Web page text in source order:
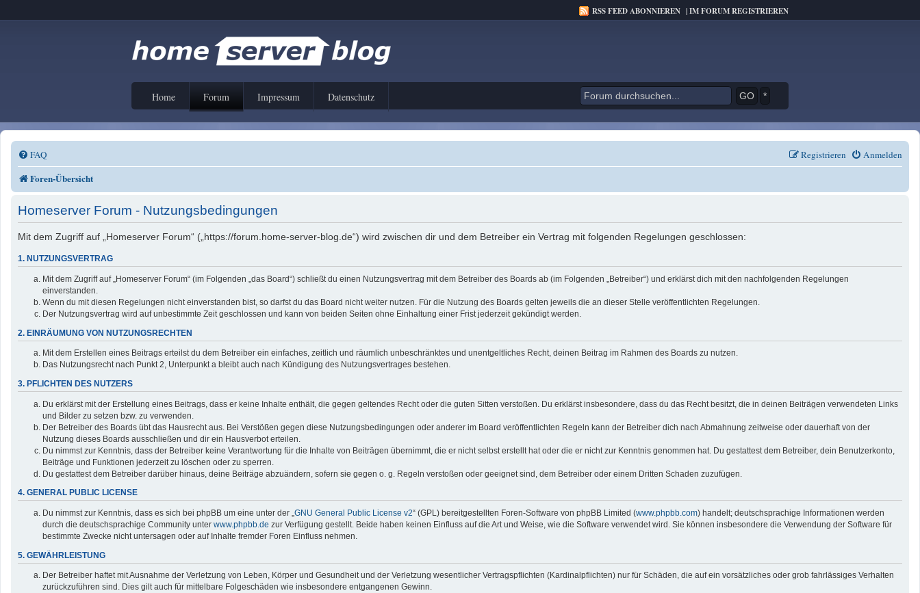
RSS FEED ABONNIEREN |IM FORUM REGISTRIEREN
Home Forum Impressum Datenschutz *
FAQ Anmelden
Registrieren
Foren-Übersicht
Homeserver Forum - Nutzungsbedingungen
Mit dem Zugriff auf „Homeserver Forum“ („https://forum.home-server-blog.de“) wird zwischen dir und dem Betreiber ein Vertrag mit folgenden Regelungen geschlossen:
1. NUTZUNGSVERTRAG
Mit dem Zugriff auf „Homeserver Forum“ (im Folgenden „das Board“) schließt du einen Nutzungsvertrag mit dem Betreiber des Boards ab (im Folgenden „Betreiber“) und erklärst dich mit den nachfolgenden Regelungen
einverstanden.
Wenn du mit diesen Regelungen nicht einverstanden bist, so darfst du das Board nicht weiter nutzen. Für die Nutzung des Boards gelten jeweils die an dieser Stelle veröffentlichten Regelungen.
Der Nutzungsvertrag wird auf unbestimmte Zeit geschlossen und kann von beiden Seiten ohne Einhaltung einer Frist jederzeit gekündigt werden.
2. EINRÄUMUNG VON NUTZUNGSRECHTEN
Mit dem Erstellen eines Beitrags erteilst du dem Betreiber ein einfaches, zeitlich und räumlich unbeschränktes und unentgeltliches Recht, deinen Beitrag im Rahmen des Boards zu nutzen.
Das Nutzungsrecht nach Punkt 2, Unterpunkt a bleibt auch nach Kündigung des Nutzungsvertrages bestehen.
3. PFLICHTEN DES NUTZERS
Du erklärst mit der Erstellung eines Beitrags, dass er keine Inhalte enthält, die gegen geltendes Recht oder die guten Sitten verstoßen. Du erklärst insbesondere, dass du das Recht besitzt, die in deinen Beiträgen verwendeten Links
und Bilder zu setzen bzw. zu verwenden.
Der Betreiber des Boards übt das Hausrecht aus. Bei Verstößen gegen diese Nutzungsbedingungen oder anderer im Board veröffentlichten Regeln kann der Betreiber dich nach Abmahnung zeitweise oder dauerhaft von der
Nutzung dieses Boards ausschließen und dir ein Hausverbot erteilen.
Du nimmst zur Kenntnis, dass der Betreiber keine Verantwortung für die Inhalte von Beiträgen übernimmt, die er nicht selbst erstellt hat oder die er nicht zur Kenntnis genommen hat. Du gestattest dem Betreiber, dein Benutzerkonto,
Beiträge und Funktionen jederzeit zu löschen oder zu sperren.
Du gestattest dem Betreiber darüber hinaus, deine Beiträge abzuändern, sofern sie gegen o. g. Regeln verstoßen oder geeignet sind, dem Betreiber oder einem Dritten Schaden zuzufügen.
4. GENERAL PUBLIC LICENSE
Du nimmst zur Kenntnis, dass es sich bei phpBB um eine unter der „GNU General Public License v2“ (GPL) bereitgestellten Foren-Software von phpBB Limited (www.phpbb.com) handelt; deutschsprachige Informationen werden
durch die deutschsprachige Community unter www.phpbb.de zur Verfügung gestellt. Beide haben keinen Einfluss auf die Art und Weise, wie die Software verwendet wird. Sie können insbesondere die Verwendung der Software für
bestimmte Zwecke nicht untersagen oder auf Inhalte fremder Foren Einfluss nehmen.
5. GEWÄHRLEISTUNG
Der Betreiber haftet mit Ausnahme der Verletzung von Leben, Körper und Gesundheit und der Verletzung wesentlicher Vertragspflichten (Kardinalpflichten) nur für Schäden, die auf ein vorsätzliches oder grob fahrlässiges Verhalten
zurückzuführen sind. Dies gilt auch für mittelbare Folgeschäden wie insbesondere entgangenen Gewinn.